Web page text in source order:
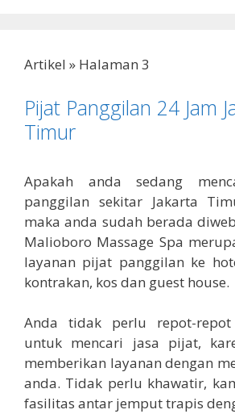
Artikel » Halaman 3
Pijat Panggilan 24 Jam
Timur
Apakah anda sedang
panggilan sekitar Jakarta
maka anda sudah berada
Malioboro Massage Spa
layanan pijat panggilan ke
kontrakan, kos dan guest house.
Anda tidak perlu repot-
untuk mencari jasa pijat,
memberikan layanan dengan
anda. Tidak perlu khawatir,
fasilitas antar jemput trapis